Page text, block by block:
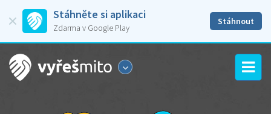
Stáhněte si aplikaci
Zdarma v Google Play
Stáhnout